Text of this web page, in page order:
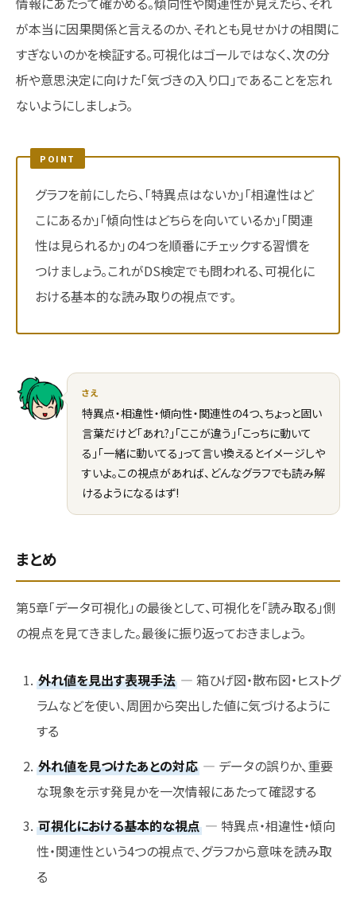
が本当に因果関係と言えるのか、それとも見せかけの相関に
すぎないのかを検証する。可視化はゴールではなく、次の分
析や意思決定に向けた「気づきの入り口」であることを忘れ
ないようにしましょう。
POINT
グラフを前にしたら、「特異点はないか」「相違性はど
こにあるか」「傾向性はどちらを向いているか」「関連
性は見られるか」の4つを順番にチェックする習慣を
つけましょう。これがDS検定でも問われる、可視化に
おける基本的な読み取りの視点です。
さえ
特異点・相違性・傾向性・関連性の4つ、ちょっと固い
言葉だけど「あれ?」「ここが違う」「こっちに動いて
る」「一緒に動いてる」って言い換えるとイメージしや
すいよ。この視点があれば、どんなグラフでも読み解
けるようになるはず!
まとめ
第5章「データ可視化」の最後として、可視化を「読み取る」側
の視点を見てきました。最後に振り返っておきましょう。
外れ値を見出す表現手法― 箱ひげ図・散布図・ヒストグ
ラムなどを使い、周囲から突出した値に気づけるように
する
外れ値を見つけたあとの対応― データの誤りか、重要
な現象を示す発見かを一次情報にあたって確認する
可視化における基本的な視点― 特異点・相違性・傾向
性・関連性という4つの視点で、グラフから意味を読み取
る